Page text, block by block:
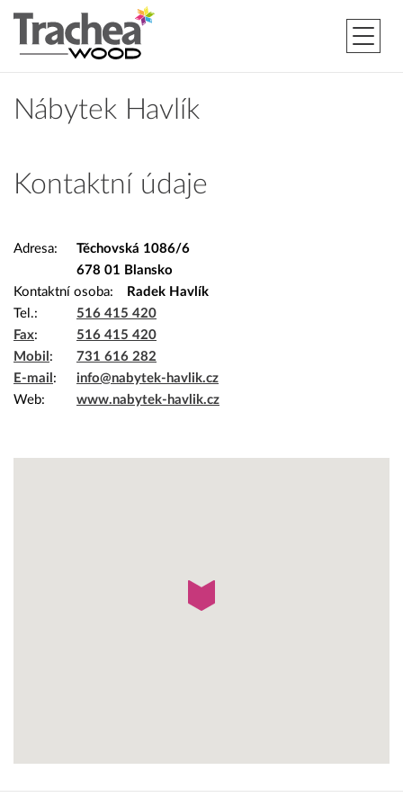
Nábytek Havlík
Kontaktní údaje
Adresa
Těchovská 1086/6
678 01 Blansko
Kontaktní osoba
Radek Havlík
Tel.
516 415 420
Fax
516 415 420
Mobil
731 616 282
E-mail
info@nabytek-havlik.cz
Web
www.nabytek-havlik.cz